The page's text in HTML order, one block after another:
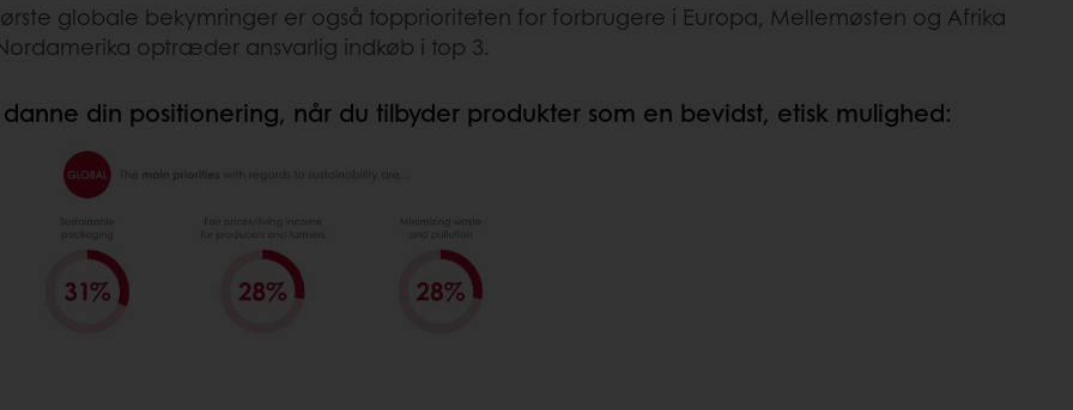
globale bekymringer er også topprioriteten for forbrugere i Europa, Mellemøsten og Afrika
optræder ansvarlig indkøb i top 3.
din positionering, når du tilbyder produkter som en bevidst, etisk mulighed: